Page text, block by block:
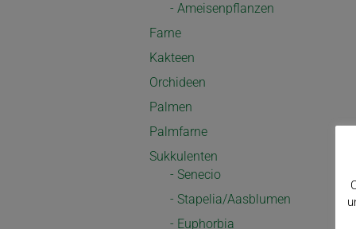
- Ameisenpflanzen
Farne
Kakteen
Orchideen
Palmen
Palmfarne
Sukkulenten
- Senecio
- Stapelia/Aasblumen
- Euphorbia